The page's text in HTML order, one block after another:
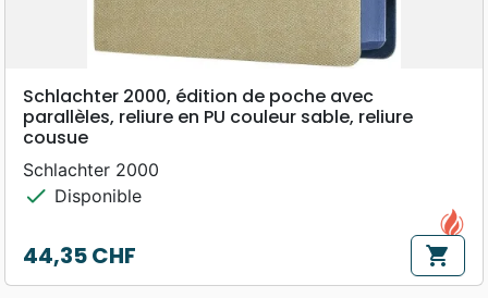
Schlachter 2000, édition de poche avec
parallèles, reliure en PU couleur sable, reliure
cousue
Schlachter 2000
check Disponible
Prix
44,35 CHF shopping_cart